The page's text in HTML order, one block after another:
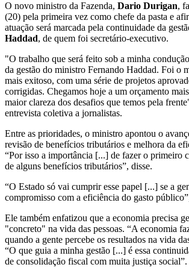
O novo ministro da Fazenda, Dario Durigan,
(20) pela primeira vez como chefe da pasta e
atuação será marcada pela continuidade da
Haddad, de quem foi secretário-executivo.
"O trabalho que será feito sob a minha
da gestão do ministro Fernando Haddad. Foi o
mais exitoso, com uma série de projetos
corrigidas. Chegamos hoje a um orçamento
maior clareza dos desafios que temos pela
entrevista coletiva a jornalistas.
Entre as prioridades, o ministro apontou o
revisão de benefícios tributários e melhora da
“Por isso a importância [...] de fazer o primeiro
de alguns benefícios tributários”, disse.
“O Estado só vai cumprir esse papel [...] se a
compromisso com a eficiência do gasto
Ele também enfatizou que a economia precisa
"concreto" na vida das pessoas. “A economia
quando a gente percebe os resultados na vida
“O que guia a minha gestão [...] é essa
de consolidação fiscal com muita justiça social”.